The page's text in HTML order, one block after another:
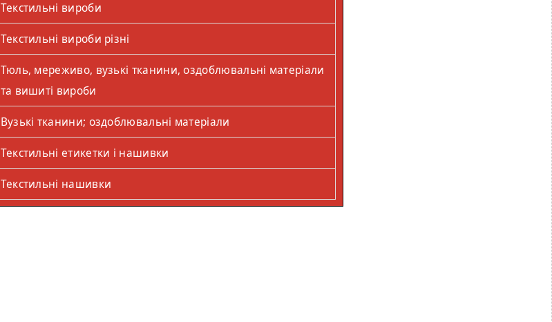
Текстильні вироби
Текстильні вироби різні
Тюль, мереживо, вузькі тканини, оздоблювальні матеріали
та вишиті вироби
Вузькі тканини; оздоблювальні матеріали
Текстильні етикетки і нашивки
Текстильні нашивки